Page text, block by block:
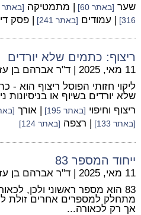
שער [באתר 60] | מתמטיקה [באתר 20]
316]
| עמודים [באתר 241] | פסק
ריצוף: כתמים שלא יורדים
11 מאי, 2025 | ד"ר אברהם בן
ליקוי חזותי הפוסל ריצוף הוא -
שלא יורדים בשיוף או בניסיונות
ריצוף וחיפוי [באתר 195] | אורך [באתר
[באתר 133] | רצפה [באתר 124]
ייחוד המספר 83
11 מאי, 2025 | ד"ר אברהם בן
83 הוא מספר ראשוני ולכן,
מתחלק למספרים אחרים זולת ל-1
אך רק לכאורה...